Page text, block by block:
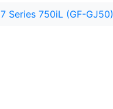
7 Series 750iL (GF-GJ50)